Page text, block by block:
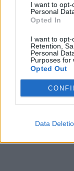
I want to
Personal
Opted In
I want to opt-
Retention,
Personal
Purposes for
Opted Out
Data